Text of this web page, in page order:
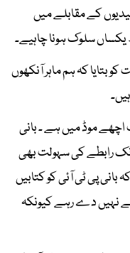
کے مقابلے میں
سلوک ہونا چاہیے۔
بتایا کہ ہم ماہر آنکھوں
موڈ میں ہے ۔ بانی
رابطے کی سہولت بھی
پی ٹی آئی کو کتابیں
نہیں دے رہے کیونکہ